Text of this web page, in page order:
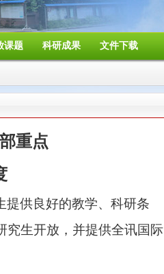
课题 科研成果 文件下载
重点
提供良好的教学、科研条
究生开放，并提供全讯国际